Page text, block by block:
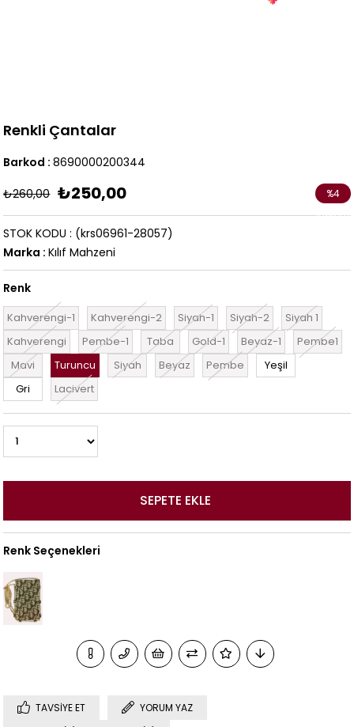
Renkli Çantalar
Barkod : 8690000200344
₺260,00 ₺250,00 %4
İndirim
(krs06961-28057)
STOK KODU
Marka : Kılıf Mahzeni
Renk
Kahverengi-1 Kahverengi-2 Siyah-1 Siyah-2
Siyah 1
Kahverengi
Pembe-1 Taba Gold-1 Beyaz-1
Pembe1
Mavi
Turuncu Siyah Beyaz Pembe
Yeşil
Gri
Lacivert
Renk Seçenekleri
TAVSIYE ET
YORUM YAZ